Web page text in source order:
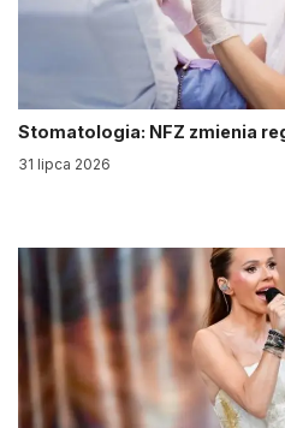
Stomatologia: NFZ zmienia
31 lipca 2026